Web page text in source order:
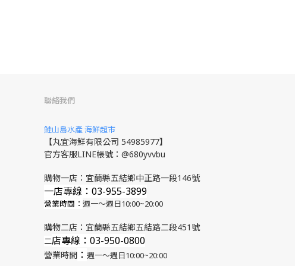
聯絡我們
鮭山島水產 海鮮超市
【丸宜海鮮有限公司 54985977】
官方客服LINE帳號：@680yvvbu
購物一店：宜蘭縣五結鄉中正路一段146號
一店專線：03-955-3899
營業時間： 週一～週日10:00~20:00
購物二店：宜蘭縣五結鄉五結路二段451號
​二店專線 ：03-950-0800
營業時間 ： 週一～週日10:00~20:00